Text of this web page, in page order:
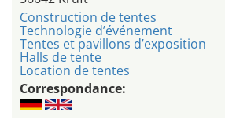
Construction de tentes
Technologie d’événement
Tentes et pavillons d’exposition
Halls de tente
Location de tentes
Correspondance: